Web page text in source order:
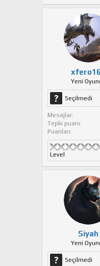
Yeni
Seçilmedi
Mesajlar
Tepki puanı
Puanları
Level
Siyah
Yeni
Seçilmedi